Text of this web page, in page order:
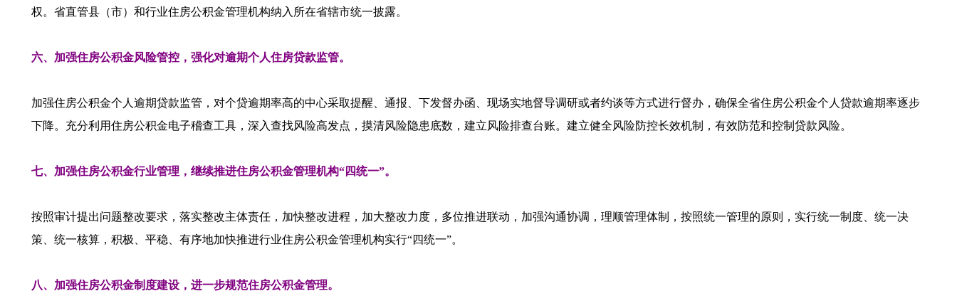
权。省直管县（市）和行业住房公积金管理机构纳入所在省辖市统一披露。
六、加强住房公积金风险管控，强化对逾期个人住房贷款监管。
加强住房公积金个人逾期贷款监管，对个贷逾期率高的中心采取提醒、通报、下发督办函、现场实地督导调研或者约谈等方式进行督办，确保全省住房公积金个人贷款逾期率逐步
下降。充分利用住房公积金电子稽查工具，深入查找风险高发点，摸清风险隐患底数，建立风险排查台账。建立健全风险防控长效机制，有效防范和控制贷款风险。
七、加强住房公积金行业管理，继续推进住房公积金管理机构“四统一”。
按照审计提出问题整改要求，落实整改主体责任，加快整改进程，加大整改力度，多位推进联动，加强沟通协调，理顺管理体制，按照统一管理的原则，实行统一制度、统一决
策、统一核算，积极、平稳、有序地加快推进行业住房公积金管理机构实行“四统一”。
八、加强住房公积金制度建设，进一步规范住房公积金管理。